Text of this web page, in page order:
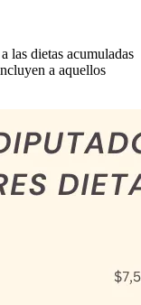
las dietas acumuladas
a aquellos